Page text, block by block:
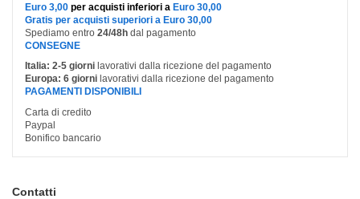
Euro 3,00 per acquisti inferiori a Euro 30,00
Gratis per acquisti superiori a Euro 30,00
Spediamo entro 24/48h dal pagamento
CONSEGNE
Italia: 2-5 giorni lavorativi dalla ricezione del pagamento
Europa: 6 giorni lavorativi dalla ricezione del pagamento
PAGAMENTI DISPONIBILI
Carta di credito
Paypal
Bonifico bancario
Contatti